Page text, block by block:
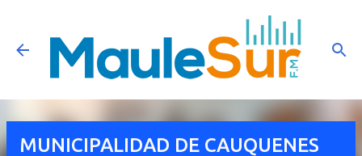
Ir al contenido principal
MUNICIPALIDAD DE CAUQUENES